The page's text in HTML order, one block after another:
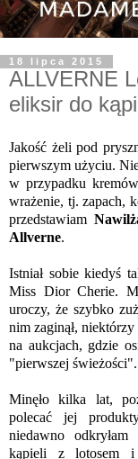
18 lipca 2015
ALLVERNE
eliksir do
Jakość żeli pod
pierwszym użyciu.
w przypadku
wrażenie, tj. zapach,
przedstawiam
Allverne.
Istniał sobie kiedyś
Miss Dior Cherie.
uroczy, że szybko
nim zaginął,
na aukcjach, gdzie
"pierwszej świeżości".
Minęło kilka lat,
polecać jej
niedawno
kąpieli z lotosem i